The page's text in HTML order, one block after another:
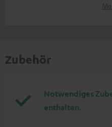
Zubehör
Notwendiges
enthalten.